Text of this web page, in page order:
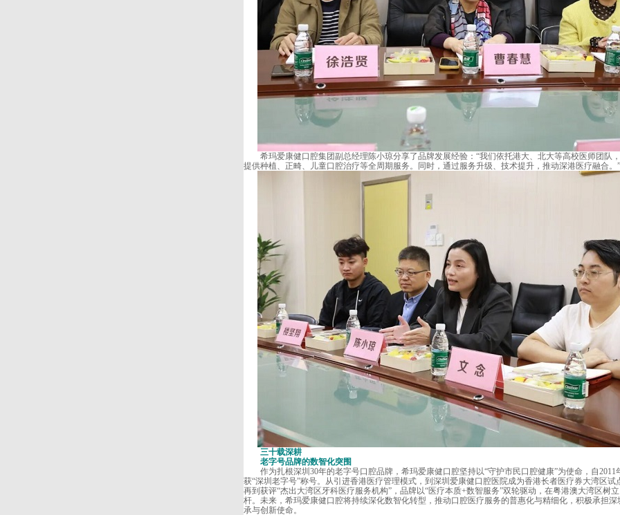
希玛爱康健口腔集团副总经理陈小琼分享了品牌发展经验：“我们依托港大、北大等高校医师团队
提供种植、正畸、儿童口腔治疗等全周期服务。同时，通过服务升级、技术提升，推动深港医疗融合。”
三十载深耕
老字号品牌的数智化突围
作为扎根深圳30年的老字号口腔品牌，希玛爱康健口腔坚持以“守护市民口腔健康”为使命，自2011
获“深圳老字号”称号。从引进香港医疗管理模式，到深圳爱康健口腔医院成为香港长者医疗券大湾区试
再到获评“杰出大湾区牙科医疗服务机构”，品牌以“医疗本质+数智服务”双轮驱动，在粤港澳大湾区树
杆。未来，希玛爱康健口腔将持续深化数智化转型，推动口腔医疗服务的普惠化与精细化，积极承担
承与创新使命。